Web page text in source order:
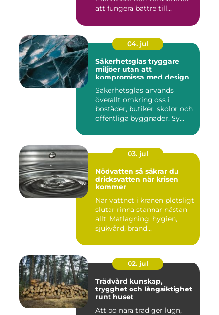
att fungera bättre till...
04. jul
Säkerhetsglas tryggare
miljöer utan att
kompromissa med design
Säkerhetsglas används
överallt omkring oss i
bostäder, butiker, skolor och
offentliga byggnader. Sy...
03. jul
Nödvatten så säkrar du
dricksvatten när krisen
kommer
När vattnet i kranen plötsligt
slutar rinna stannar nästan
allt. Matlagning, hygien,
sjukvård, brand...
02. jul
Trädvård kunskap,
trygghet och långsiktighet
runt huset
Att bo nära träd ger lugn,